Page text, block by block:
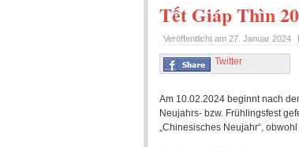
Tết Giáp Thìn
Veröffentlicht am 27. Januar 2024
Twitter
Am 10.02.2024 beginnt nach
Neujahrs- bzw. Frühlingsfest
„Chinesisches Neujahr“,